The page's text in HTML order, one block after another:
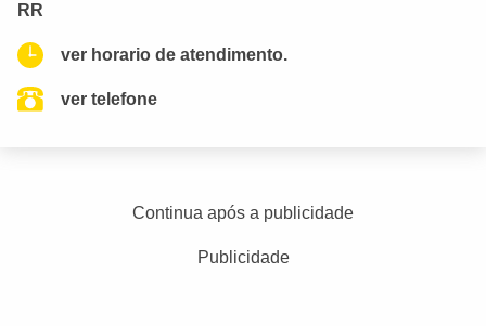
RR
ver horario de atendimento.
ver telefone
Continua após a publicidade
Publicidade